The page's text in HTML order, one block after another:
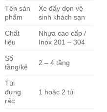
Tên sản
phẩm
Xe đẩy dọn vệ
sinh khách sạn
Chất
liệu
Nhựa cao cấp /
Inox 201 – 304
Số
tầng/kệ
2 – 4 tầng
Túi
đựng
rác
1 hoặc 2 túi